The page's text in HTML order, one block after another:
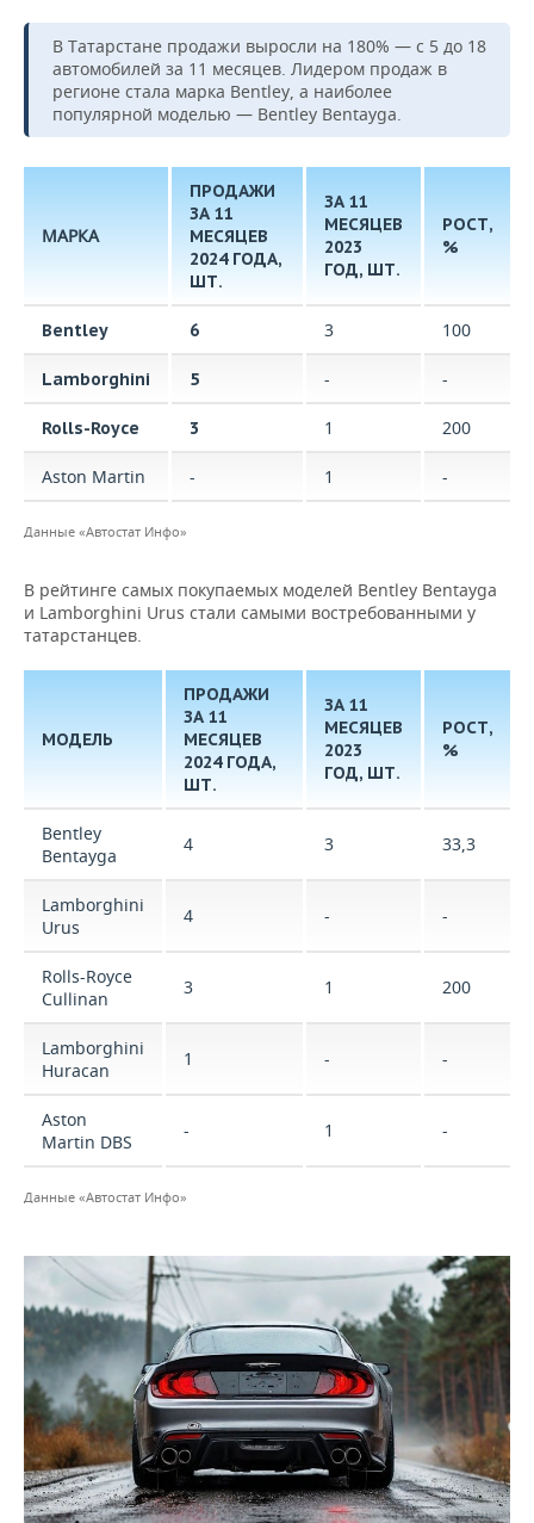
В Татарстане продажи выросли на 180% — с 5 до 18
автомобилей за 11 месяцев. Лидером продаж в
регионе стала марка Bentley, а наиболее
популярной моделью — Bentley Bentayga.
МАРКА
ПРОДАЖИ
ЗА 11
МЕСЯЦЕВ
2024 ГОДА,
ШТ.
ЗА 11
МЕСЯЦЕВ
2023
ГОД, ШТ.
РОСТ,
%
Bentley 6 3 100
Lamborghini 5 - -
Rolls-Royce 3 1 200
Aston Martin - 1 -
Данные «Автостат Инфо»
В рейтинге самых покупаемых моделей Bentley Bentayga
и Lamborghini Urus стали самыми востребованными у
татарстанцев.
МОДЕЛЬ
ПРОДАЖИ
ЗА 11
МЕСЯЦЕВ
2024 ГОДА,
ШТ.
ЗА 11
МЕСЯЦЕВ
2023
ГОД, ШТ.
РОСТ,
%
Bentley
Bentayga
4 3 33,3
Lamborghini
Urus
4 - -
Rolls-Royce
Cullinan
3 1 200
Lamborghini
Huracan
1 - -
Aston
Martin DBS
- 1 -
Данные «Автостат Инфо»